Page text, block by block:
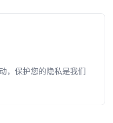
，保护您的隐私是我们